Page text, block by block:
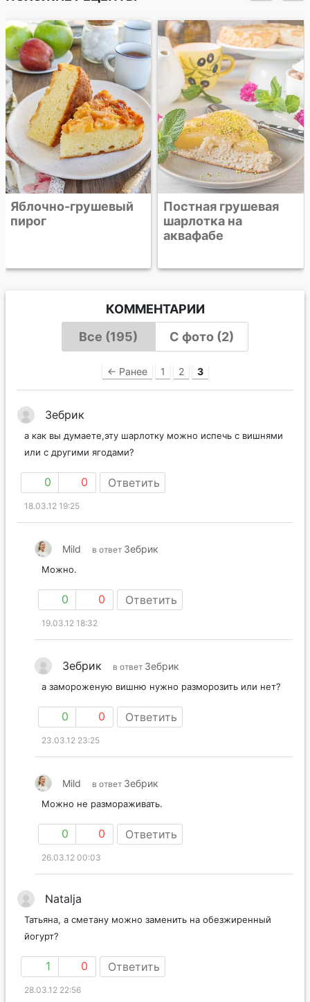
Яблочно-грушевый
пирог
Постная грушевая
шарлотка на
аквафабе
КОММЕНТАРИИ
Все (195)
С фото (2)
← Ранее 1 2 3
Зебрик
а как вы думаете,эту шарлотку можно испечь с вишнями
или с другими ягодами?
0 0 Ответить
18.03.12 19:25
Mild в ответ Зебрик
Можно.
0 0 Ответить
19.03.12 18:32
Зебрик в ответ Зебрик
а замороженую вишню нужно разморозить или нет?
0 0 Ответить
23.03.12 23:25
Mild в ответ Зебрик
Можно не размораживать.
0 0 Ответить
26.03.12 00:03
Natalja
Татьяна, а сметану можно заменить на обезжиренный
йогурт?
1 0 Ответить
28.03.12 22:56